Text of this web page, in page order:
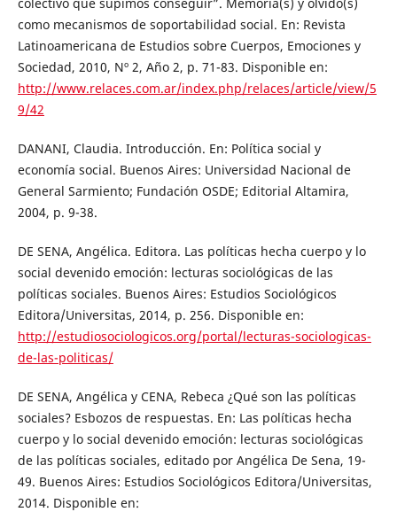
como mecanismos de soportabilidad social. En: Revista
Latinoamericana de Estudios sobre Cuerpos, Emociones y
Sociedad, 2010, Nº 2, Año 2, p. 71-83. Disponible en:
http://www.relaces.com.ar/index.php/relaces/article/view/5
9/42
DANANI, Claudia. Introducción. En: Política social y
economía social. Buenos Aires: Universidad Nacional de
General Sarmiento; Fundación OSDE; Editorial Altamira,
2004, p. 9-38.
DE SENA, Angélica. Editora. Las políticas hecha cuerpo y lo
social devenido emoción: lecturas sociológicas de las
políticas sociales. Buenos Aires: Estudios Sociológicos
Editora/Universitas, 2014, p. 256. Disponible en:
http://estudiosociologicos.org/portal/lecturas-sociologicas-
de-las-politicas/
DE SENA, Angélica y CENA, Rebeca ¿Qué son las políticas
sociales? Esbozos de respuestas. En: Las políticas hecha
cuerpo y lo social devenido emoción: lecturas sociológicas
de las políticas sociales, editado por Angélica De Sena, 19-
49. Buenos Aires: Estudios Sociológicos Editora/Universitas,
2014. Disponible en: